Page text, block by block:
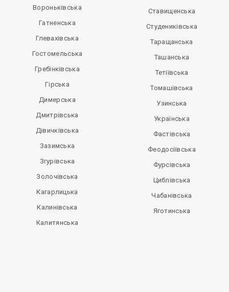
Вороньківська
Гатненська
Глевахівська
Гостомельська
Гребінківська
Гірська
Димерська
Дмитрівська
Дівичківська
Зазимська
Згурівська
Золочівська
Кагарлицька
Калинівська
Калитянська
Ставищенська
Студениківська
Таращанська
Ташанська
Тетіївська
Томашівська
Узинська
Українська
Фастівська
Феодосіївська
Фурсівська
Циблівська
Чабанівська
Яготинська